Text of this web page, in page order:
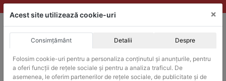
Skip
to
ACHIZITII PUBLICE
Produsele pot fi achizitionate si in sistemul SEAP / SICAP
Products
search
CAUTARE
Acest site utilizează cookie-uri ×
Consimțământ Detalii Despre
Folosim cookie-uri pentru a personaliza conținutul și anunțurile, pentru
a oferi funcții de rețele sociale și pentru a analiza traficul. De
asemenea, le oferim partenerilor de rețele sociale, de publicitate și de